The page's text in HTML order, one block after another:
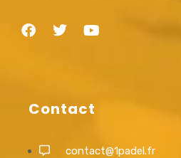
Contact
contact@1padel.fr